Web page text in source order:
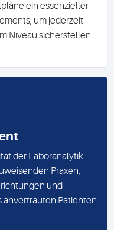
ein essenzieller
um jederzeit
Niveau sicherstellen
der Laboranalytik
Praxen,
und
anvertrauten Patienten